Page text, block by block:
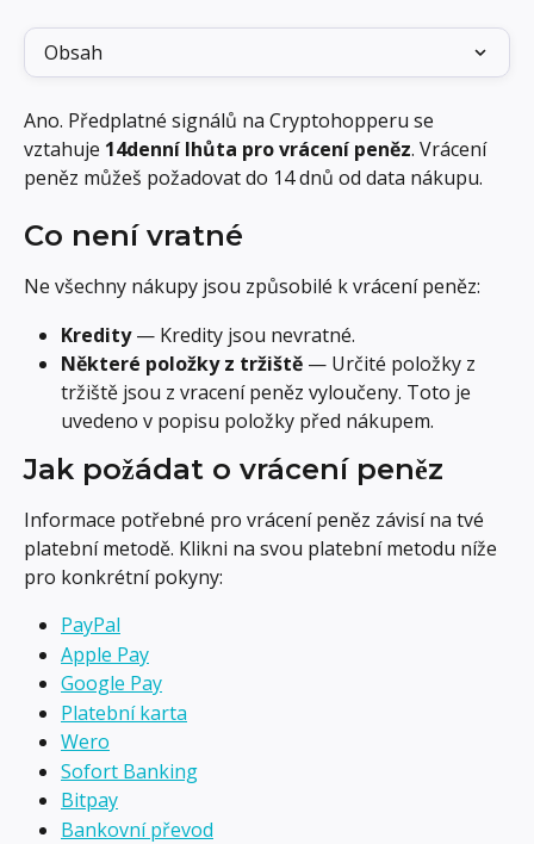
Obsah
Ano. Předplatné signálů na Cryptohopperu se
vztahuje 14denní lhůta pro vrácení peněz. Vrácení
peněz můžeš požadovat do 14 dnů od data nákupu.
Co není vratné
Ne všechny nákupy jsou způsobilé k vrácení peněz:
Kredity — Kredity jsou nevratné.
Některé položky z tržiště — Určité položky z
tržiště jsou z vracení peněz vyloučeny. Toto je
uvedeno v popisu položky před nákupem.
Jak požádat o vrácení peněz
Informace potřebné pro vrácení peněz závisí na tvé
platební metodě. Klikni na svou platební metodu níže
pro konkrétní pokyny:
PayPal
Apple Pay
Google Pay
Platební karta
Wero
Sofort Banking
Bitpay
Bankovní převod